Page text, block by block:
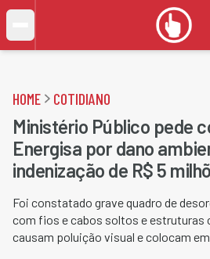
HOME COTIDIANO
Ministério Público pede
Energisa por dano
indenização de R$ 5
Foi constatado grave quadro de
com fios e cabos soltos e estruturas
causam poluição visual e colocam